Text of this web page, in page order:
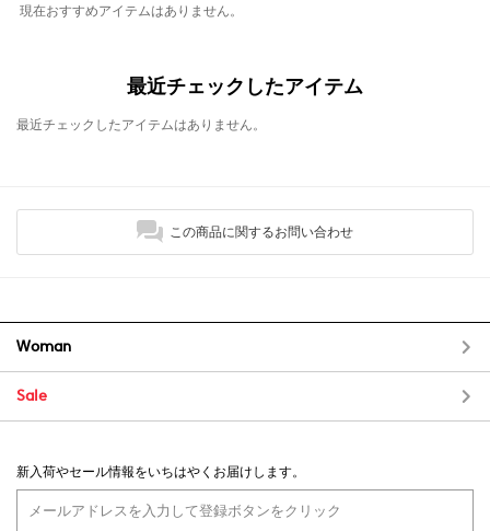
現在おすすめアイテムはありません。
最近チェックしたアイテム
最近チェックしたアイテムはありません。
この商品に関するお問い合わせ
Woman
Sale
新入荷やセール情報をいちはやくお届けします。